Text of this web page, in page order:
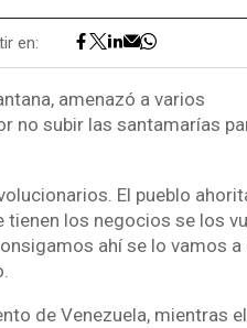
en:
amenazó a varios
no subir las santamarías
El pueblo
los negocios se los
ahí se lo vamos a
de Venezuela, mientras